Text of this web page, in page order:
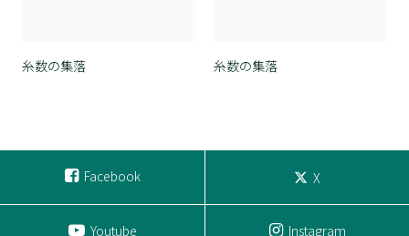
糸数の集落 糸数の集落
Facebook X
Youtube Instagram